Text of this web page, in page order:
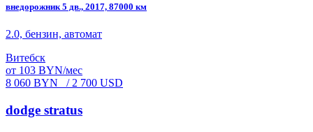
внедорожник 5 дв., 2017, 87000 км
2.0, бензин, автомат
Витебск
от 103 BYN/мес
8 060 BYN
/ 2 700 USD
dodge stratus